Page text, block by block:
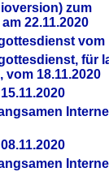
zum
22.11.2020
vom
für
vom 18.11.2020